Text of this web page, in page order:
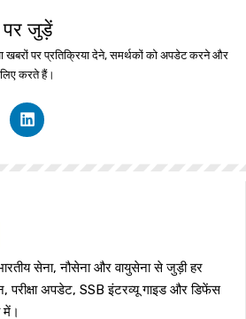
पर जुड़ें
खबरों पर प्रतिक्रिया देने, समर्थकों को अपडेट करने और
करते हैं।
सेना, नौसेना और वायुसेना से जुड़ी हर
परीक्षा अपडेट, SSB इंटरव्यू गाइड और डिफेंस
में।